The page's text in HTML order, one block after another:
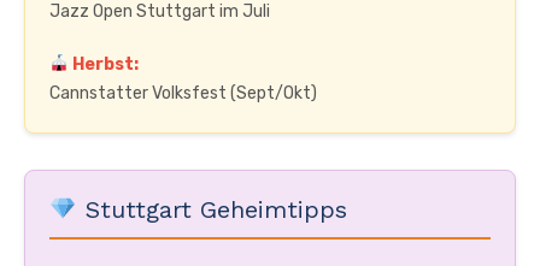
Jazz Open Stuttgart im Juli
Herbst:
Cannstatter Volksfest (Sept/Okt)
Stuttgart Geheimtipps